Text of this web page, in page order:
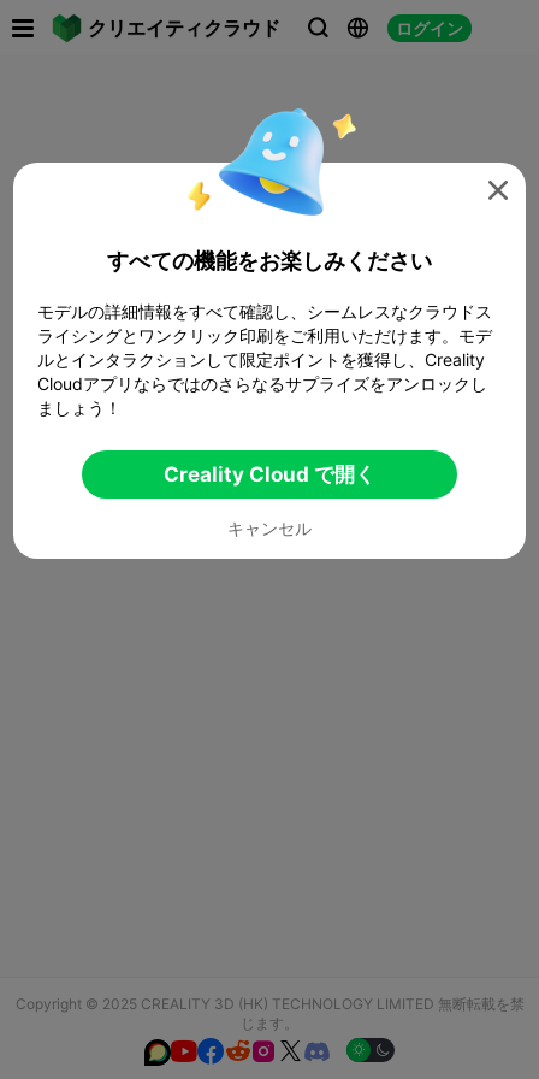
クリエイティクラウド   ログイン
Copyright © 2025 CREALITY 3D (HK) TECHNOLOGY LIMITED 無断転載を禁
じます。
  

すべての機能をお楽しみください
モデルの詳細情報をすべて確認し、シームレスなクラウドス
ライシングとワンクリック印刷をご利用いただけます。モデ
ルとインタラクションして限定ポイントを獲得し、Creality
Cloudアプリならではのさらなるサプライズをアンロックし
ましょう！
Creality Cloud で開く
キャンセル